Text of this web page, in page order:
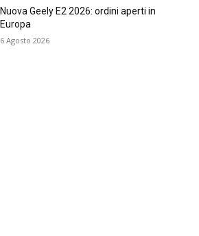
Nuova Geely E2 2026: ordini aperti in
Europa
6 Agosto 2026